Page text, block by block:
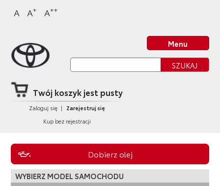
Sklep Toyota
do
nagłówka
do
bocznego
do
głównej
do
stopki
A A+ A++
Menu
Twój koszyk jest pusty
Zaloguj się |
Zarejestruj się
Kup bez rejestracji
Dobierz olej
WYBIERZ MODEL SAMOCHODU